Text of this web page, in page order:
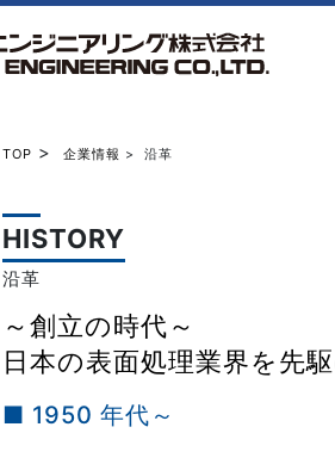
TOP > 企業情報 > 沿革
HISTORY
沿革
～創立の時代～
日本の表面処理業界を先駆
■ 1950 年代～